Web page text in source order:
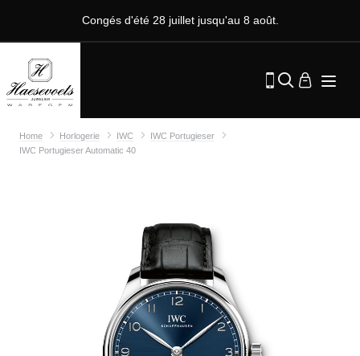
Congés d'été 28 juillet jusqu'au 8 août.
Home Horlogerie IWC
IWC Portugieser
IWC Portugieser Automatic 40